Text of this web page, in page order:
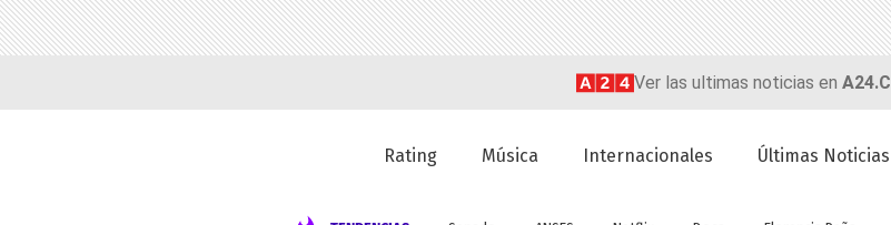
Ver las ultimas noticias en
Rating Música Internacionales Últimas Noticias